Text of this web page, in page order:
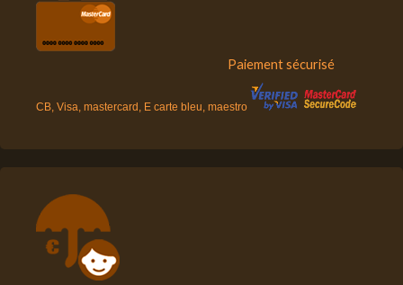
Paiement sécurisé
CB, Visa, mastercard, E carte bleu, maestro